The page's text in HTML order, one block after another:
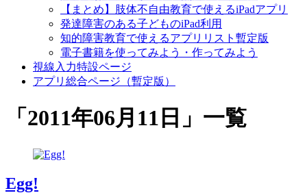
【まとめ】肢体不自由教育で使えるiPadアプリ
発達障害のある子どものiPad利用
知的障害教育で使えるアプリリスト暫定版
電子書籍を使ってみよう・作ってみよう
視線入力特設ページ
アプリ総合ページ（暫定版）
「 2011年06月11日 」 一覧
Egg!